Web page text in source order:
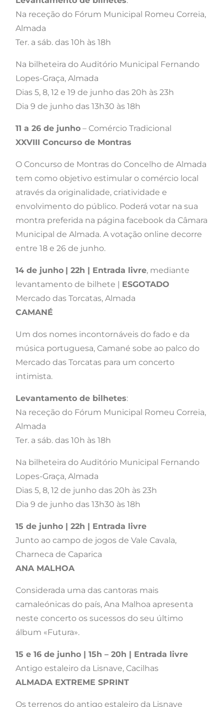
Na receção do Fórum Municipal Romeu Correia,
Almada
Ter. a sáb. das 10h às 18h
Na bilheteira do Auditório Municipal Fernando
Lopes-Graça, Almada
Dias 5, 8, 12 e 19 de junho das 20h às 23h
Dia 9 de junho das 13h30 às 18h
11 a 26 de junho – Comércio Tradicional
XXVIII Concurso de Montras
O Concurso de Montras do Concelho de Almada
tem como objetivo estimular o comércio local
através da originalidade, criatividade e
envolvimento do público. Poderá votar na sua
montra preferida na página facebook da Câmara
Municipal de Almada. A votação online decorre
entre 18 e 26 de junho.
14 de junho | 22h | Entrada livre, mediante
levantamento de bilhete | ESGOTADO
Mercado das Torcatas, Almada
CAMANÉ
Um dos nomes incontornáveis do fado e da
música portuguesa, Camané sobe ao palco do
Mercado das Torcatas para um concerto
intimista.
Levantamento de bilhetes:
Na receção do Fórum Municipal Romeu Correia,
Almada
Ter. a sáb. das 10h às 18h
Na bilheteira do Auditório Municipal Fernando
Lopes-Graça, Almada
Dias 5, 8, 12 de junho das 20h às 23h
Dia 9 de junho das 13h30 às 18h
15 de junho | 22h | Entrada livre
Junto ao campo de jogos de Vale Cavala,
Charneca de Caparica
ANA MALHOA
Considerada uma das cantoras mais
camaleónicas do país, Ana Malhoa apresenta
neste concerto os sucessos do seu último
álbum «Futura».
15 e 16 de junho | 15h – 20h | Entrada livre
Antigo estaleiro da Lisnave, Cacilhas
ALMADA EXTREME SPRINT
Os terrenos do antigo estaleiro da Lisnave